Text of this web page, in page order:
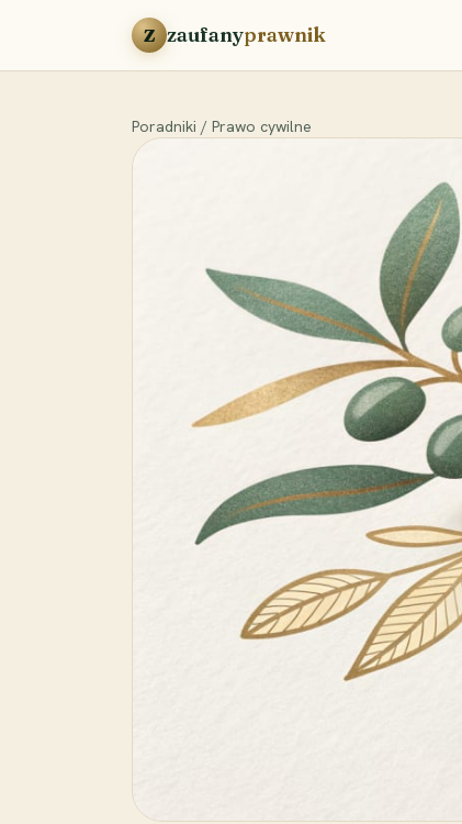
Przejdź do treści
Z zaufanyprawnik
Poradniki / Prawo cywilne